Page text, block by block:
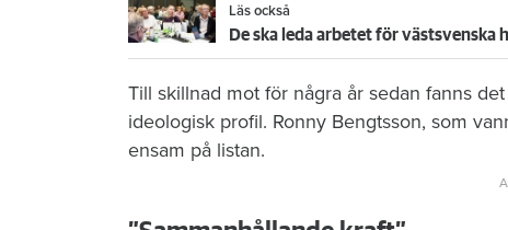
Läs också
De ska leda arbetet för västsvenska
Till skillnad mot för några år sedan fanns
ideologisk profil. Ronny Bengtsson, som
ensam på listan.